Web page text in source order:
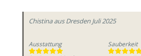
Chistinaaus Dresden Juli 2025
Ausstattung
Sauberkeit